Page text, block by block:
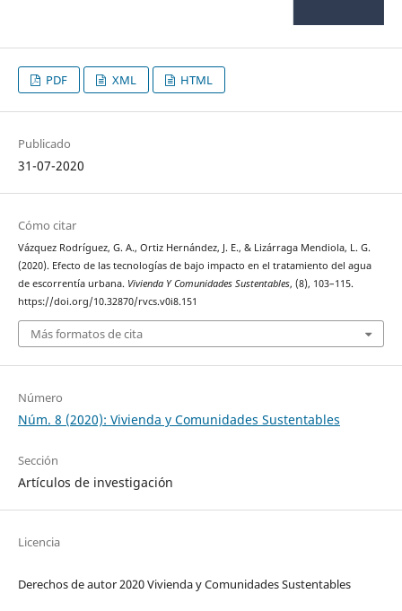
PDF XML HTML
Publicado
31-07-2020
Cómo citar
Vázquez Rodríguez, G. A., Ortiz Hernández, J. E., & Lizárraga Mendiola, L. G.
(2020). Efecto de las tecnologías de bajo impacto en el tratamiento del agua
de escorrentía urbana. Vivienda Y Comunidades Sustentables, (8), 103–115.
https://doi.org/10.32870/rvcs.v0i8.151
Más formatos de cita
Número
Núm. 8 (2020): Vivienda y Comunidades Sustentables
Sección
Artículos de investigación
Licencia
Derechos de autor 2020 Vivienda y Comunidades Sustentables